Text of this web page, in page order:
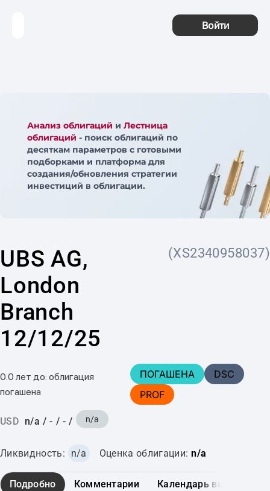
Войти
Анализ облигаций и Лестница
облигаций - поиск облигаций по
десяткам параметров с готовыми
подборками и платформа для
создания/обновления стратегии
инвестиций в облигации.
UBS AG,
London
Branch
12/12/25
(XS2340958037)
0.0 лет до: облигация
погашена
ПОГАШЕНА
DSC
PROF
USD n/a / - / - / n/a
Ликвидность: n/a Оценка облигации: n/a
Подробно Комментарии Календарь выплат